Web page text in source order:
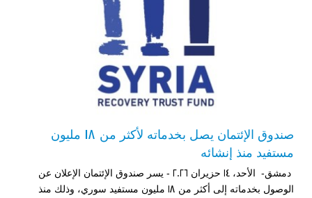
صندوق الإئتمان يصل بخدماته لأكثر من 18 مليون
مستفيد منذ إنشائه
دمشق- الأحد، 14 حزيران 2026 - يسر صندوق الإئتمان الإعلان عن
الوصول بخدماته إلى أكثر من 18 مليون مستفيد سوري، وذلك منذ